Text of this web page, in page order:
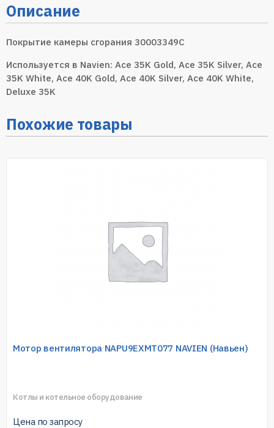
Описание
Покрытие камеры сгорания 30003349C
Используется в Navien: Ace 35K Gold, Ace 35K Silver, Ace
35K White, Ace 40K Gold, Ace 40K Silver, Ace 40K White,
Deluxe 35K
Похожие товары
Мотор вентилятора NAPU9EXMT077 NAVIEN (Навьен)
Котлы и котельное оборудование
Цена по запросу